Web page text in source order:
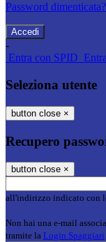
Password dimenticata?
-
Entra con SPID
Seleziona utente
button close ×
Recupero
button close ×
all'indirizzo indicato con
Non hai una e-mail
tramite la Login Spaggiari